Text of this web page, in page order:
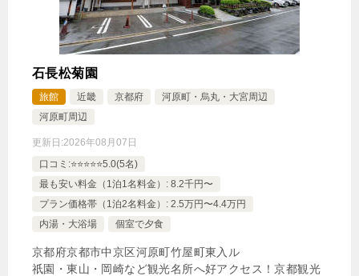
【連泊割】2連泊以上でお得にStay ゆっくりと古都
京都を満喫 ■12時チェックアウト（朝食付き）
ツイン 🍴朝食 IN15:00- OUT-12:00 禁煙ルーム
【全室禁煙/バスタブ付】ツイン ★
11,338円
石長松菊園
旅館 近畿 京都府
河原町・烏丸・大宮周辺
河原町周辺
更新日:2026年08月07日
口コミ:⭐️⭐️⭐️⭐️⭐️5.0(5名)
最も安い料金（1泊1名料金）: 8.2千円〜
プラン価格帯（1泊2名料金）: 2.5万円〜4.4万円
内湯・大浴場
個室で夕食
京都府京都市中京区河原町竹屋町東入ル
祇園・東山・岡崎など観光名所へ好アクセス！京都観光